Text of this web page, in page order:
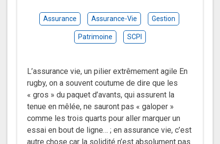
Assurance Assurance-Vie Gestion
Patrimoine SCPI
L’assurance vie, un pilier extrêmement agile En
rugby, on a souvent coutume de dire que les
« gros » du paquet d’avants, qui assurent la
tenue en mêlée, ne sauront pas « galoper »
comme les trois quarts pour aller marquer un
essai en bout de ligne… ; en assurance vie, c’est
autre chose car la solidité n’est absolument pas